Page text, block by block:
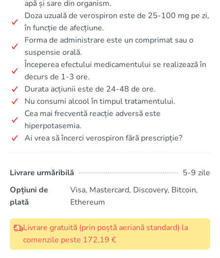
apă și sare din organism.
Doza uzuală de verospiron este de 25-100 mg pe zi,
în funcție de afecțiune.
Forma de administrare este un comprimat sau o
suspensie orală.
Începerea efectului medicamentului se realizează în
decurs de 1-3 ore.
Durata acțiunii este de 24-48 de ore.
Nu consumi alcool în timpul tratamentului.
Cea mai frecventă reacție adversă este
hiperpotasemia.
Ai vrea să încerci verospiron fără prescripție?
Livrare urmăribilă
5-9 zile
Opțiuni de
plată
Visa, Mastercard, Discovery, Bitcoin,
Ethereum
Livrare gratuită (prin poștă aeriană standard) la
comenzile peste 172,19 €